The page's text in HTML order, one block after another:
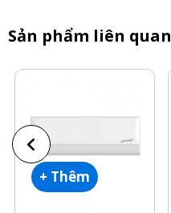
Sản phẩm liên quan
+ Thêm